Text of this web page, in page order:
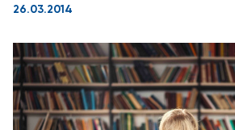
26.03.2014